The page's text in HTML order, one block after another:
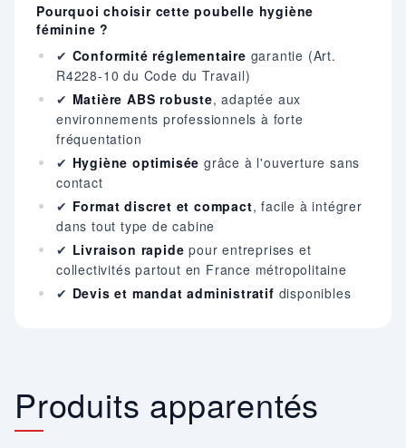
Pourquoi choisir cette poubelle hygiène
féminine ?
✔ Conformité réglementaire garantie (Art.
R4228-10 du Code du Travail)
✔ Matière ABS robuste, adaptée aux
environnements professionnels à forte
fréquentation
✔ Hygiène optimisée grâce à l'ouverture sans
contact
✔ Format discret et compact, facile à intégrer
dans tout type de cabine
✔ Livraison rapide pour entreprises et
collectivités partout en France métropolitaine
✔ Devis et mandat administratif disponibles
Produits apparentés